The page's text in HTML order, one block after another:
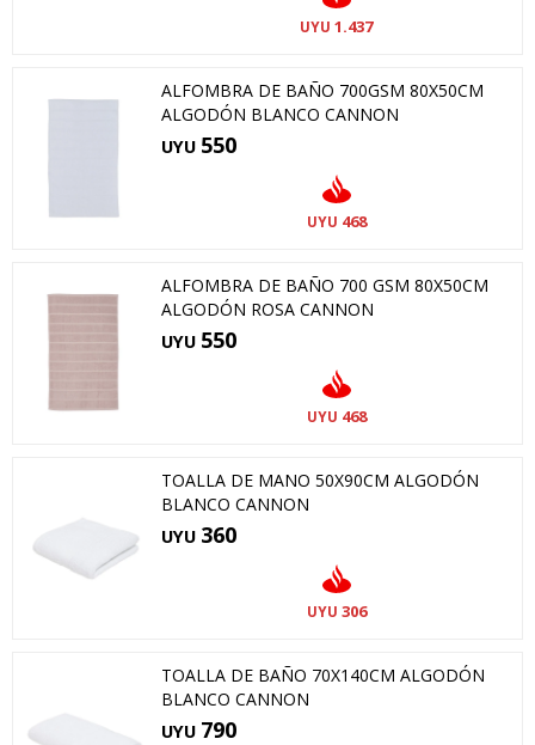
UYU 1.437
ALFOMBRA DE BAÑO 700GSM 80X50CM
ALGODÓN BLANCO CANNON
UYU 550
UYU 468
ALFOMBRA DE BAÑO 700 GSM 80X50CM
ALGODÓN ROSA CANNON
UYU 550
UYU 468
TOALLA DE MANO 50X90CM ALGODÓN
BLANCO CANNON
UYU 360
UYU 306
TOALLA DE BAÑO 70X140CM ALGODÓN
BLANCO CANNON
UYU 790